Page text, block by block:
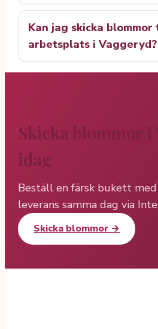
Kan jag skicka
arbetsplats i Vaggeryd?
Skicka blommor i
idag
Beställ en färsk bukett
leverans samma dag via
Skicka blommor →